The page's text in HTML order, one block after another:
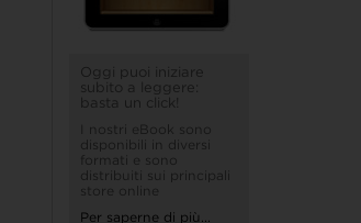
Oggi puoi iniziare
subito a leggere:
basta un click!
I nostri eBook sono
disponibili in diversi
formati e sono
distribuiti sui principali
store online
Per saperne di più...